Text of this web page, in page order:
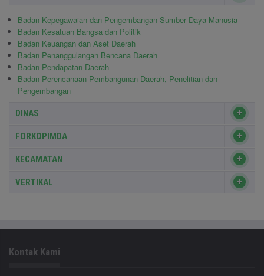
Badan Kepegawaian dan Pengembangan Sumber Daya Manusia
Badan Kesatuan Bangsa dan Politik
Badan Keuangan dan Aset Daerah
Badan Penanggulangan Bencana Daerah
Badan Pendapatan Daerah
Badan Perencanaan Pembangunan Daerah, Penelitian dan
Pengembangan
DINAS
FORKOPIMDA
KECAMATAN
VERTIKAL
Kontak Kami